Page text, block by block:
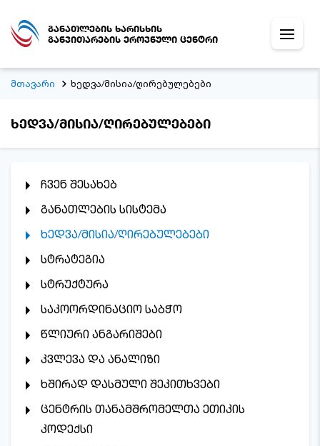
განათლების ხარისხის
განვითარების ეროვნული ცენტრი
მთავარი ხედვა/მისია/ღირებულებები
ხედვა/მისია/ღირებულებები
ჩვენ შესახებ
განათლების სისტემა
ხედვა/მისია/ღირებულებები
სტრატეგია
სტრუქტურა
საკოორდინაციო საბჭო
წლიური ანგარიშები
კვლევა და ანალიზი
ხშირად დასმული შეკითხვები
ცენტრის თანამშრომელთა ეთიკის
კოდექსი